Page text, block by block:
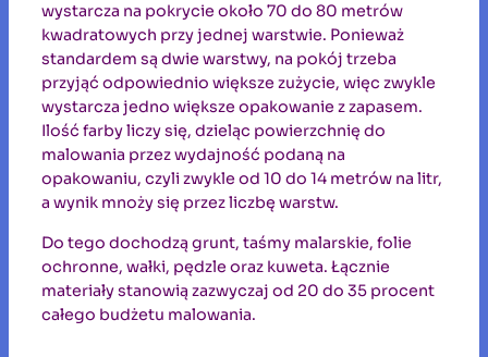
wystarcza na pokrycie około 70 do 80 metrów
kwadratowych przy jednej warstwie. Ponieważ
standardem są dwie warstwy, na pokój trzeba
przyjąć odpowiednio większe zużycie, więc zwykle
wystarcza jedno większe opakowanie z zapasem.
Ilość farby liczy się, dzieląc powierzchnię do
malowania przez wydajność podaną na
opakowaniu, czyli zwykle od 10 do 14 metrów na litr,
a wynik mnoży się przez liczbę warstw.
Do tego dochodzą grunt, taśmy malarskie, folie
ochronne, wałki, pędzle oraz kuweta. Łącznie
materiały stanowią zazwyczaj od 20 do 35 procent
całego budżetu malowania.